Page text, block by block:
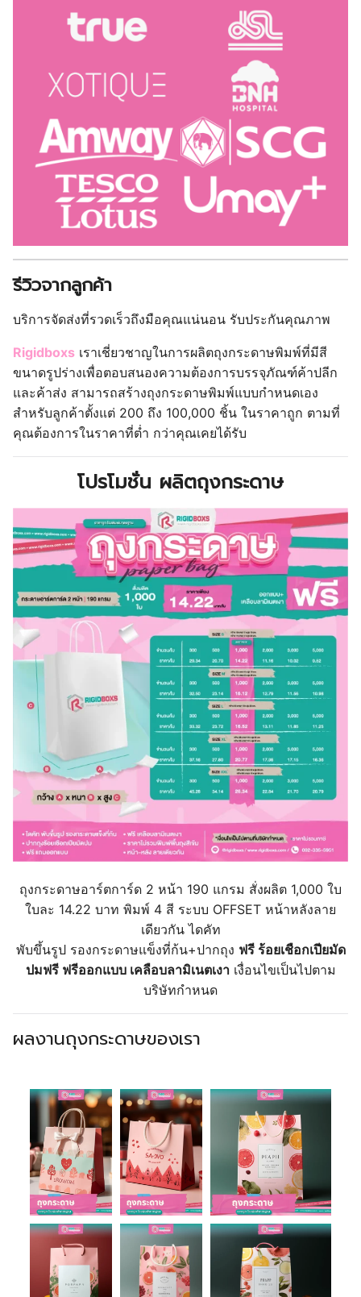
รีวิวจากลูกค้า
บริการจัดส่งที่รวดเร็วถึงมือคุณแน่นอน รับประกันคุณภาพ
Rigidboxs เราเชี่ยวชาญในการผลิตถุงกระดาษพิมพ์ที่มีสี
ขนาดรูปร่างเพื่อตอบสนองความต้องการบรรจุภัณฑ์ค้าปลีก
และค้าส่ง สามารถสร้างถุงกระดาษพิมพ์แบบกำหนดเอง
สำหรับลูกค้าตั้งแต่ 200 ถึง 100,000 ชิ้น ในราคาถูก ตามที่
คุณต้องการในราคาที่ต่ำ กว่าคุณเคยได้รับ
โปรโมชั่น ผลิตถุงกระดาษ
ถุงกระดาษอาร์ตการ์ด 2 หน้า 190 แกรม สั่งผลิต 1,000 ใบ
ใบละ 14.22 บาท พิมพ์ 4 สี ระบบ OFFSET หน้าหลังลาย
เดียวกัน ไดคัท
พับขึ้นรูป รองกระดาษแข็งที่ก้น+ปากถุง ฟรี ร้อยเชือกเปียมัด
ปมฟรี ฟรีออกแบบ เคลือบลามิเนตเงาเงื่อนไขเป็นไปตาม
บริษัทกำหนด
ผลงานถุงกระดาษของเรา